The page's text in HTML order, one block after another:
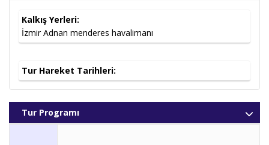
Kalkış Yerleri:
İzmir Adnan menderes havalimanı
Tur Hareket Tarihleri:
Tur Programı